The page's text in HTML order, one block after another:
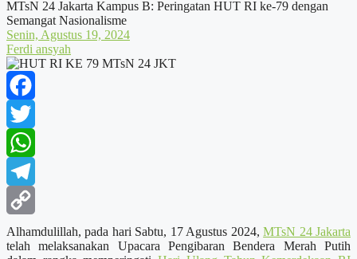
MTsN 24 Jakarta Kampus B: Peringatan HUT RI ke-79 dengan
Semangat Nasionalisme
Senin, Agustus 19, 2024
Ferdi ansyah
Facebook
Twitter
WhatsApp
Telegram
Copy
Alhamdulillah, pada hari Sabtu, 17 Agustus 2024,MTsN 24 Jakarta
telah melaksanakan Upacara Pengibaran Bendera Merah Putih